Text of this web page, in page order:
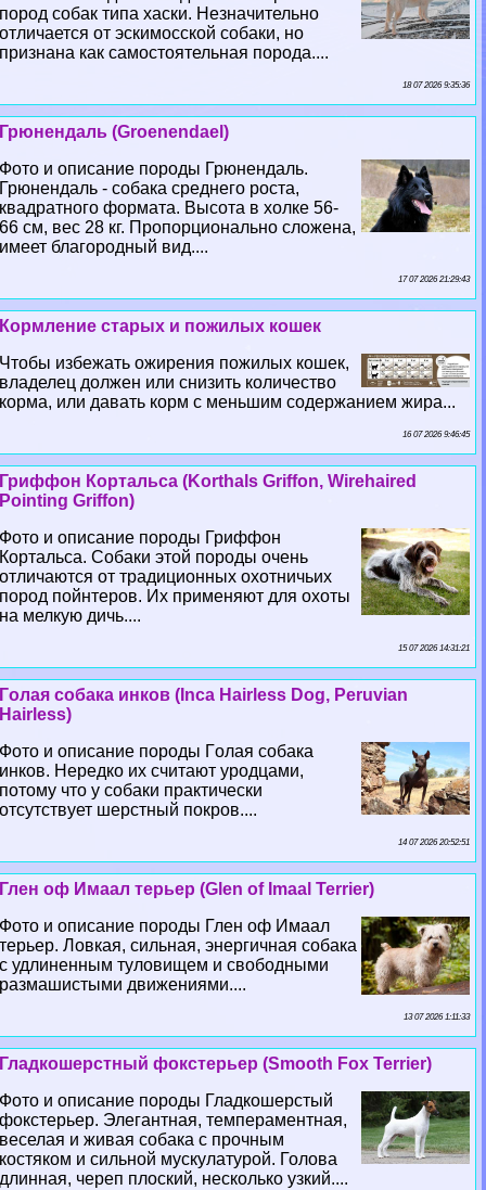
пород собак типа хаски. Незначительно
отличается от эскимосской собаки, но
признана как самостоятельная порода....
18 07 2026 9:35:36
Грюнендаль (Groenendael)
Фото и описание породы Грюнендаль.
Грюнендаль - собака среднего роста,
квадратного формата. Высота в холке 56-
66 см, вес 28 кг. Пропорционально сложена,
имеет благородный вид....
17 07 2026 21:29:43
Кормление старых и пожилых кошек
Чтобы избежать ожирения пожилых кошек,
владелец должен или снизить количество
корма, или давать корм с меньшим содержанием жира...
16 07 2026 9:46:45
Гриффон Кортальса (Korthals Griffon, Wirehaired
Pointing Griffon)
Фото и описание породы Гриффон
Кортальса. Собаки этой породы очень
отличаются от традиционных охотничьих
пород пойнтеров. Их применяют для охоты
на мелкую дичь....
15 07 2026 14:31:21
Гoлая собака инков (Inca Hairless Dog, Peruvian
Hairless)
Фото и описание породы Гoлая собака
инков. Нередко их считают уpoдцами,
потому что у собаки пpaктически
отсутствует шерстный покров....
14 07 2026 20:52:51
Глен оф Имаал терьер (Glen of Imaal Terrier)
Фото и описание породы Глен оф Имаал
терьер. Ловкая, сильная, энергичная собака
с удлиненным туловищем и свободными
размашистыми движениями....
13 07 2026 1:11:33
Гладкошерстный фокстерьер (Smooth Fox Terrier)
Фото и описание породы Гладкошерстый
фокстерьер. Элегантная, темпераментная,
веселая и живая собака с прочным
костяком и сильной мускулатурой. Голова
длинная, череп плоский, несколько узкий....